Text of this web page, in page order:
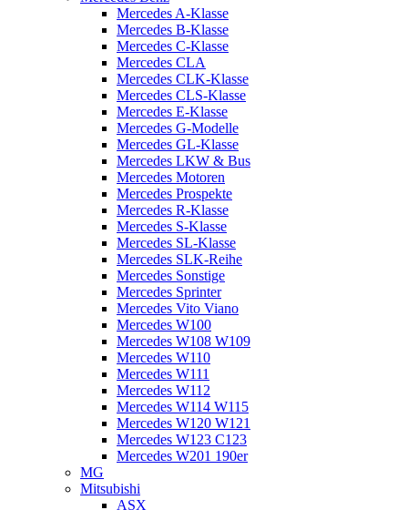
Mercedes A-Klasse
Mercedes B-Klasse
Mercedes C-Klasse
Mercedes CLA
Mercedes CLK-Klasse
Mercedes CLS-Klasse
Mercedes E-Klasse
Mercedes G-Modelle
Mercedes GL-Klasse
Mercedes LKW & Bus
Mercedes Motoren
Mercedes Prospekte
Mercedes R-Klasse
Mercedes S-Klasse
Mercedes SL-Klasse
Mercedes SLK-Reihe
Mercedes Sonstige
Mercedes Sprinter
Mercedes Vito Viano
Mercedes W100
Mercedes W108 W109
Mercedes W110
Mercedes W111
Mercedes W112
Mercedes W114 W115
Mercedes W120 W121
Mercedes W123 C123
Mercedes W201 190er
MG
Mitsubishi
ASX